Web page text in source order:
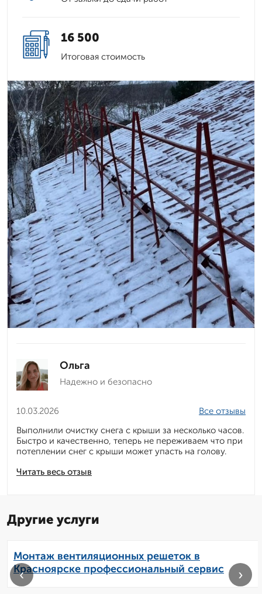
16 500
Итоговая стоимость
Ольга
Надежно и безопасно
10.03.2026
Читать весь отзыв
Все отзывы
Выполнили очистку снега с крыши за несколько часов.
Быстро и качественно, теперь не переживаем что при
потеплении снег с крыши может упасть на голову.
Другие услуги
Монтаж вентиляционных решеток в
Красноярске профессиональный сервис
‹ ›